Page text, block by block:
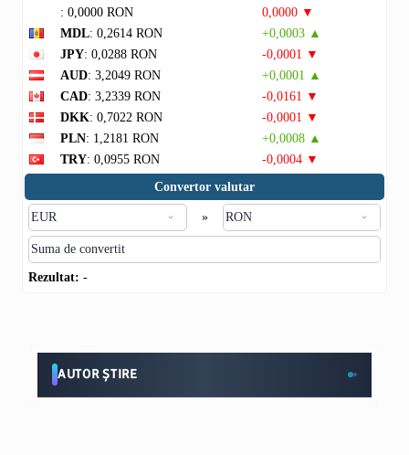
: 0,0000 RON
0,0000 ▼
MDL: 0,2614 RON
+0,0003 ▲
JPY: 0,0288 RON
-0,0001 ▼
AUD: 3,2049 RON
+0,0001 ▲
CAD: 3,2339 RON
-0,0161 ▼
DKK: 0,7022 RON
-0,0001 ▼
PLN: 1,2181 RON
+0,0008 ▲
TRY: 0,0955 RON
-0,0004 ▼
Convertor valutar
»
Rezultat: -
AUTOR ȘTIRE